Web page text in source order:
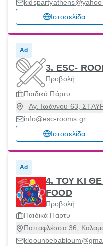
Ιστοσελίδα
Ad
3. ESC-
Προβολή
Παιδικά Πάρτυ
Αγ. Ιωάννου 63,
info@esc-rooms.gr
Ιστοσελίδα
Ad
4. ΤΟΥ ΚΙ
FOOD
Προβολή
Παιδικά Πάρτυ
Παπαφλέσσα 36,